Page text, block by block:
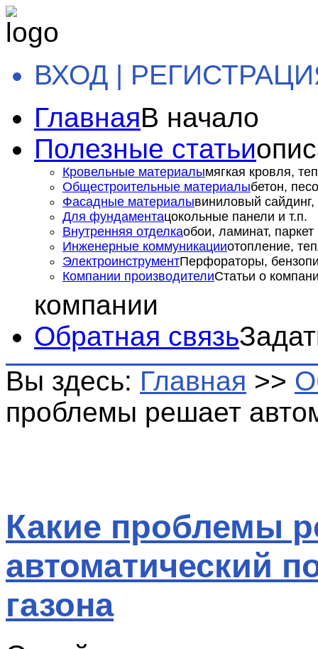
ВХОД |
ГлавнаяВ начало
Полезные статьи
Кровельные материалымягкая кровля,
Общестроительные материалыбетон,
Фасадные материалывиниловый сайдинг,
Для фундаментацокольные панели и т.п.
Внутренняя отделкаобои, ламинат, паркет
Инженерные коммуникацииотопление,
ЭлектроинструментПерфораторы,
Компании производителиСтатьи о
компании
Обратная связь
Вы здесь: Главная >>
проблемы решает
Какие проблемы
автоматический
газона